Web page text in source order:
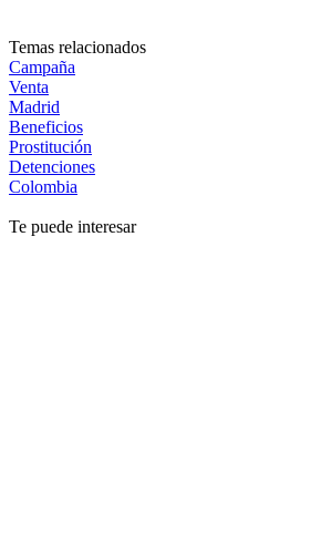
Temas relacionados
Campaña
Venta
Madrid
Beneficios
Prostitución
Detenciones
Colombia
Te puede interesar